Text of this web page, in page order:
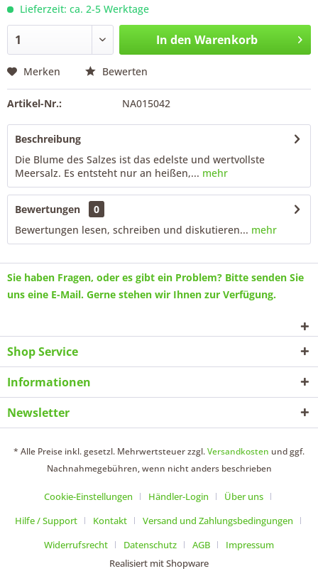
Lieferzeit: ca. 2-5 Werktage
In den Warenkorb
Merken Bewerten
Artikel-Nr.: NA015042
Beschreibung
Die Blume des Salzes ist das edelste und wertvollste
Meersalz. Es entsteht nur an heißen,... mehr
Bewertungen
0
Bewertungen lesen, schreiben und diskutieren... mehr
Sie haben Fragen, oder es gibt ein Problem? Bitte senden Sie
uns eine E-Mail. Gerne stehen wir Ihnen zur Verfügung.
Shop Service
Informationen
Newsletter
* Alle Preise inkl. gesetzl. Mehrwertsteuer zzgl.Versandkosten und ggf.
Nachnahmegebühren, wenn nicht anders beschrieben
Cookie-Einstellungen Händler-Login
Über uns
Hilfe / Support
Kontakt
Versand und Zahlungsbedingungen
Widerrufsrecht
Datenschutz AGB
Impressum
Realisiert mit Shopware